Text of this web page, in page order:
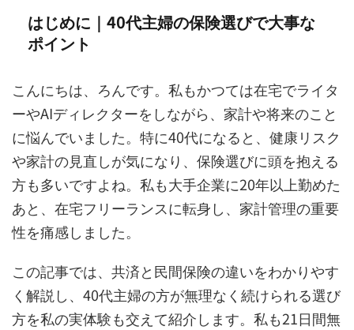
はじめに｜40代主婦の保険選びで大事な
ポイント
こんにちは、ろんです。私もかつては在宅でライタ
ーやAIディレクターをしながら、家計や将来のこと
に悩んでいました。特に40代になると、健康リスク
や家計の見直しが気になり、保険選びに頭を抱える
方も多いですよね。私も大手企業に20年以上勤めた
あと、在宅フリーランスに転身し、家計管理の重要
性を痛感しました。
この記事では、共済と民間保険の違いをわかりやす
く解説し、40代主婦の方が無理なく続けられる選び
方を私の実体験も交えて紹介します。私も21日間無